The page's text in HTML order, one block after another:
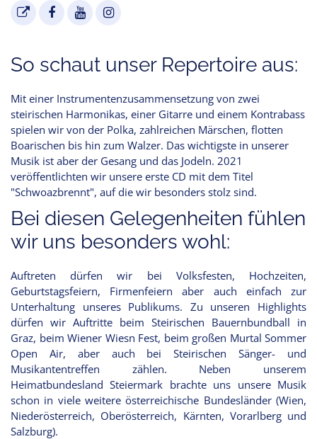
So schaut unser Repertoire aus:
Mit einer Instrumentenzusammensetzung von zwei
steirischen Harmonikas, einer Gitarre und einem Kontrabass
spielen wir von der Polka, zahlreichen Märschen, flotten
Boarischen bis hin zum Walzer. Das wichtigste in unserer
Musik ist aber der Gesang und das Jodeln. 2021
veröffentlichten wir unsere erste CD mit dem Titel
"Schwoazbrennt", auf die wir besonders stolz sind.
Bei diesen Gelegenheiten fühlen
wir uns besonders wohl:
Auftreten dürfen wir bei Volksfesten, Hochzeiten,
Geburtstagsfeiern, Firmenfeiern aber auch einfach zur
Unterhaltung unseres Publikums. Zu unseren Highlights
dürfen wir Auftritte beim Steirischen Bauernbundball in
Graz, beim Wiener Wiesn Fest, beim großen Murtal Sommer
Open Air, aber auch bei Steirischen Sänger- und
Musikantentreffen zählen. Neben unserem
Heimatbundesland Steiermark brachte uns unsere Musik
schon in viele weitere österreichische Bundesländer (Wien,
Niederösterreich, Oberösterreich, Kärnten, Vorarlberg und
Salzburg).